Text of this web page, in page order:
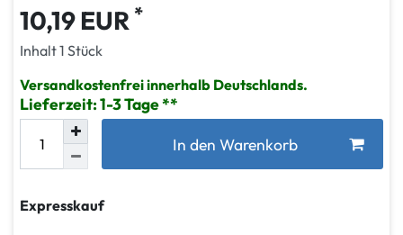
10,19 EUR *
Inhalt1 Stück
Versandkostenfrei innerhalb Deutschlands.
Lieferzeit: 1-3 Tage
In den Warenkorb
Expresskauf